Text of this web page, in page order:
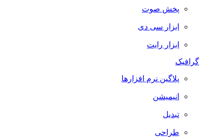
پخش صوت
ابزار سی دی
ابزار رایت
گرافیک
پلاگین نرم افزارها
انیمیشن
تبدیل
طراحی